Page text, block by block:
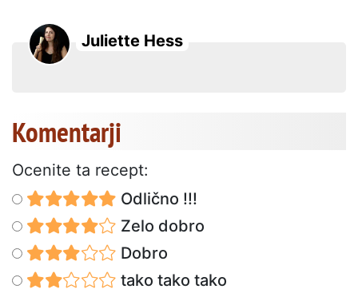
Juliette Hess
Komentarji
Ocenite ta recept:
Odlično !!!
Zelo dobro
Dobro
tako tako tako